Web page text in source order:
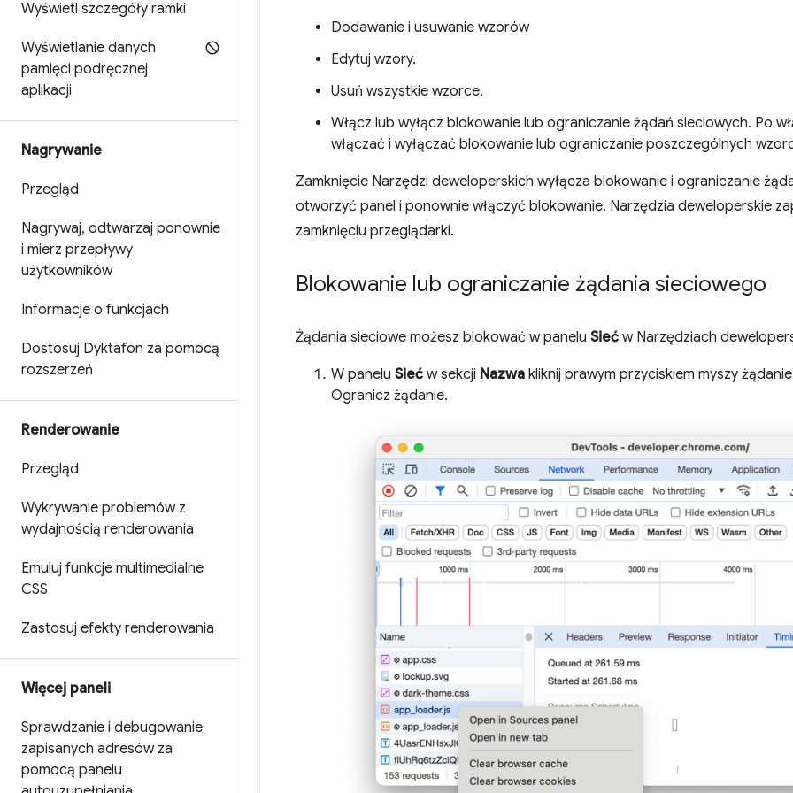
Wyświetl szczegóły ramki
Wyświetlanie danych
pamięci podręcznej
aplikacji
Nagrywanie
Przegląd
Nagrywaj, odtwarzaj ponownie
i mierz przepływy
użytkowników
Informacje o funkcjach
Dostosuj Dyktafon za pomocą
rozszerzeń
Renderowanie
Przegląd
Wykrywanie problemów z
wydajnością renderowania
Emuluj funkcje multimedialne
CSS
Zastosuj efekty renderowania
Więcej paneli
Sprawdzanie i debugowanie
zapisanych adresów za
pomocą panelu
Dodawanie i usuwanie wzorów
Edytuj wzory.
Usuń wszystkie wzorce.
Włącz lub wyłącz blokowanie lub ograniczanie żądań sieciowych. Po
włączać i wyłączać blokowanie lub ograniczanie poszczególnych
Zamknięcie Narzędzi deweloperskich wyłącza blokowanie i ograniczanie
otworzyć panel i ponownie włączyć blokowanie. Narzędzia deweloperskie
zamknięciu przeglądarki.
Blokowanie lub ograniczanie żądania sieciowego
Żądania sieciowe możesz blokować w panelu Sieć w Narzędziach
W panelu Sieć w sekcji Nazwa kliknij prawym przyciskiem myszy
Ogranicz żądanie.